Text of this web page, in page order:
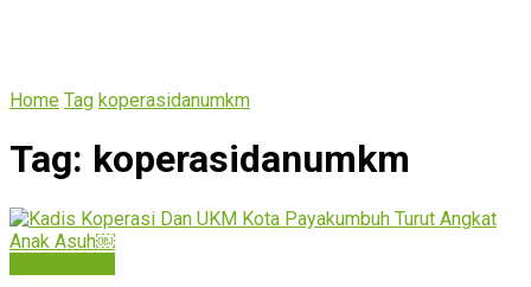
Home Tag koperasidanumkm
Tag: koperasidanumkm